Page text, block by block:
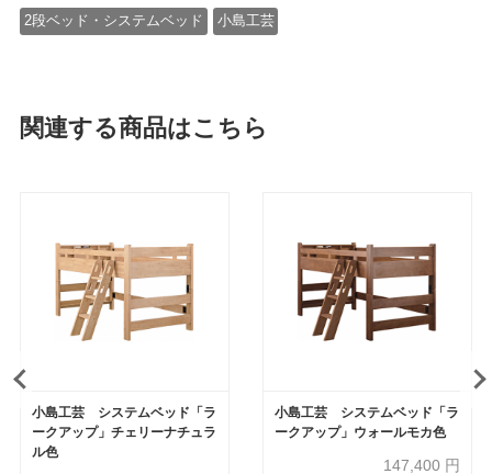
2段ベッド・システムベッド 小島工芸
関連する商品はこちら
小島工芸 システムベッド「ラ
ークアップ」チェリーナチュラ
ル色
小島工芸 システムベッド「ラ
ークアップ」ウォールモカ色
147,400 円